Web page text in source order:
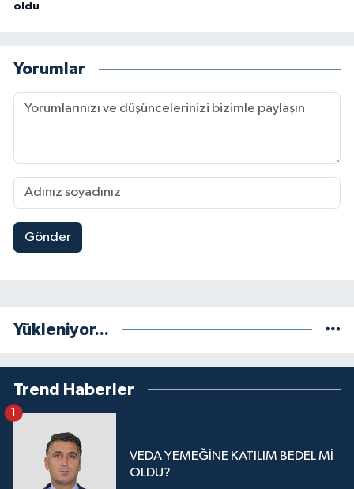
oldu
Yorumlar
Gönder
Yükleniyor...
Trend Haberler
VEDA YEMEĞİNE KATILIM BEDEL Mİ
OLDU?